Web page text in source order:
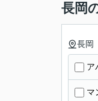
長岡
長岡
ア
マ